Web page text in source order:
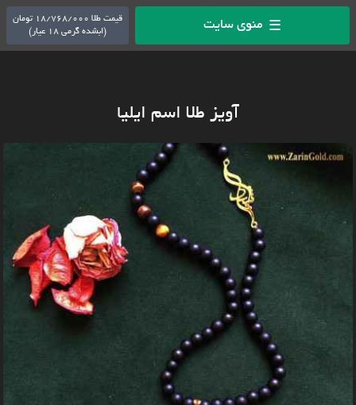
☰ منوی سایت
قیمت طلا 18/768/000 تومان
(ابشده گرمی 18 عیار)
آویز طلا اسم ایلیا